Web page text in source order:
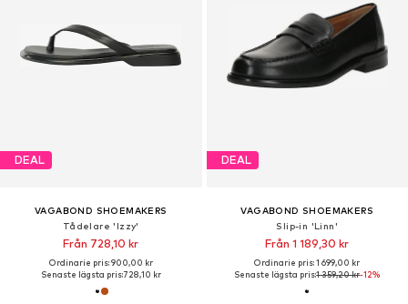
DEAL
VAGABOND SHOEMAKERS
Tådelare 'Izzy'
Från 728,10 kr
Ordinarie pris: 900,00 kr
Senaste lägsta pris:728,10 kr
DEAL
VAGABOND SHOEMAKERS
Slip-in 'Linn'
Från 1 189,30 kr
Ordinarie pris: 1 699,00 kr
Senaste lägsta pris:1 359,20 kr-12%